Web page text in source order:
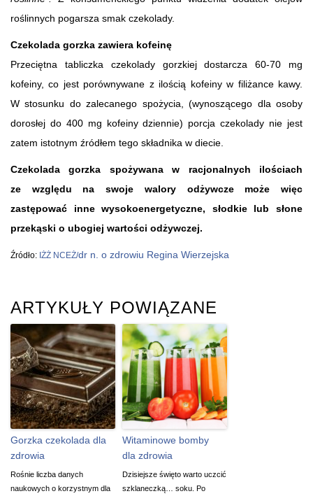
roślinnych pogarsza smak czekolady.
Czekolada gorzka zawiera kofeinę
Przeciętna tabliczka czekolady gorzkiej dostarcza 60-70 mg
kofeiny, co jest porównywane z ilością kofeiny w filiżance kawy.
W stosunku do zalecanego spożycia, (wynoszącego dla osoby
dorosłej do 400 mg kofeiny dziennie) porcja czekolady nie jest
zatem istotnym źródłem tego składnika w diecie.
Czekolada gorzka spożywana w racjonalnych ilościach
ze względu na swoje walory odżywcze może więc
zastępować inne wysokoenergetyczne, słodkie lub słone
przekąski o ubogiej wartości odżywczej.
Źródło: IŻŻ NCEŻ/dr n. o zdrowiu Regina Wierzejska
ARTYKUŁY POWIĄZANE
Gorzka czekolada dla
zdrowia
Rośnie liczba danych
naukowych o korzystnym dla
Witaminowe bomby
dla zdrowia
Dzisiejsze święto warto uczcić
szklaneczką… soku. Po